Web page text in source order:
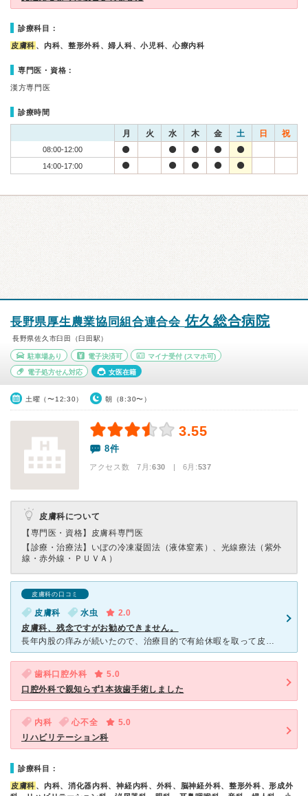
診療科目：
皮膚科 、内科、整形外科、婦人科、小児科、心療内科
専門医・資格：
漢方専門医
診療時間
月 火 水 木 金 土 日 祝
08:00-12:00
14:00-17:00
長野県厚生農業協同組合連合会佐久総合病院
長野県佐久市臼田（臼田駅）
駐車場あり 電子決済可 マイナ受付 (スマホ可)
電子処方せん対応 女医在籍
土曜（〜12:30） 朝（8:30〜）
3.55
8件
アクセス数 7月:630 | 6月:537
皮膚科について
【専門医・資格】 皮膚科専門医
【診療・治療法】 いぼの冷凍凝固法（液体窒素）、光線療法（紫外
線・赤外線・ＰＵＶＡ）
皮膚科の口コミ
皮膚科 水虫
2.0
皮膚科、残念ですがお勧めできません。
長年内股の痒みが続いたので、治療目的で有給休暇を取って皮膚科を受診しました。 診察時間は1〜2分ほどで、症状の説明も無いまま薬を出しておきますの案内だけでした。 一月しても症状が改善されないので、
歯科口腔外科
5.0
口腔外科で親知らず1本抜歯手術しました
内科 心不全
5.0
リハビリテーション科
診療科目：
皮膚科 、内科、消化器内科、神経内科、外科、脳神経外科、整形外科、形成外